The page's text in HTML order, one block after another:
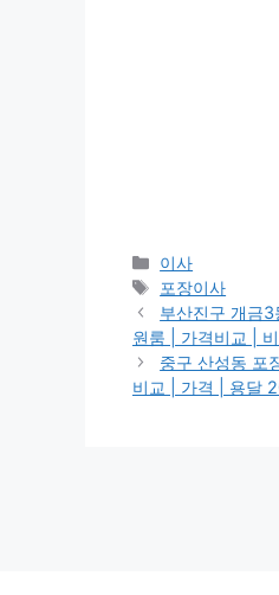
Categories
이사
Tags
포장이사
부산진구 개금
원룸 | 가격비교 |
중구 산성동 포
비교 | 가격 | 용달